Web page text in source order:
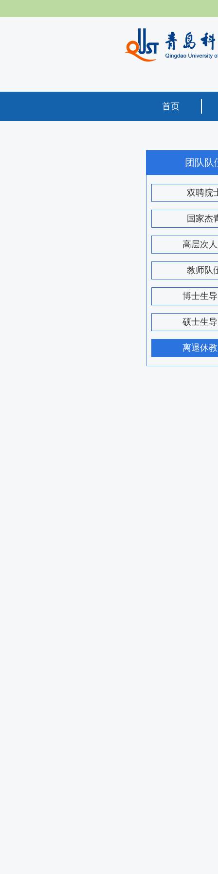
首页
团队队
双聘院
国家杰
高层次
教师队
博士生
硕士生
离退休